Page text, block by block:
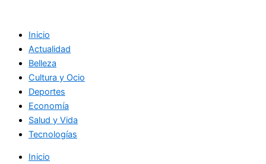
contenido
Inicio
Actualidad
Belleza
Cultura y Ocio
Deportes
Economía
Salud y Vida
Tecnologías
Inicio